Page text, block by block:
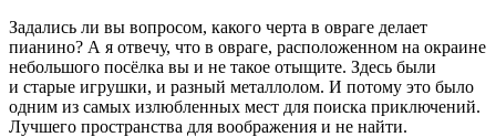
Задались ли вы вопросом, какого черта в овраге делает
пианино? А я отвечу, что в овраге, расположенном на окраине
небольшого посёлка вы и не такое отыщите. Здесь были
и старые игрушки, и разный металлолом. И потому это было
одним из самых излюбленных мест для поиска приключений.
Лучшего пространства для воображения и не найти.